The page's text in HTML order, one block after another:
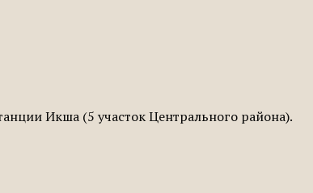
Икша (5 участок Центрального района).